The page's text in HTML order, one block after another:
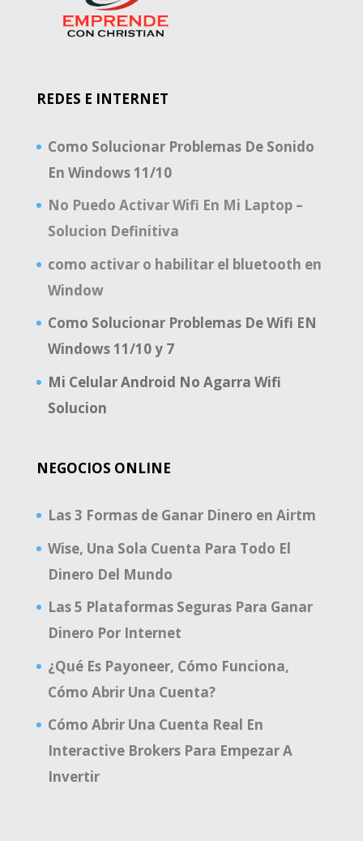
REDES E INTERNET
Como Solucionar Problemas De Sonido
En Windows 11/10
No Puedo Activar Wifi En Mi Laptop –
Solucion Definitiva
como activar o habilitar el bluetooth en
Window
Como Solucionar Problemas De Wifi EN
Windows 11/10 y 7
Mi Celular Android No Agarra Wifi
Solucion
NEGOCIOS ONLINE
Las 3 Formas de Ganar Dinero en Airtm
Wise, Una Sola Cuenta Para Todo El
Dinero Del Mundo
Las 5 Plataformas Seguras Para Ganar
Dinero Por Internet
¿Qué Es Payoneer, Cómo Funciona,
Cómo Abrir Una Cuenta?
Cómo Abrir Una Cuenta Real En
Interactive Brokers Para Empezar A
Invertir